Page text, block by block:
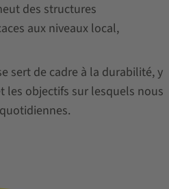
des structures
aux niveaux local,
sert de cadre à la durabilité, y
les objectifs sur lesquels nous